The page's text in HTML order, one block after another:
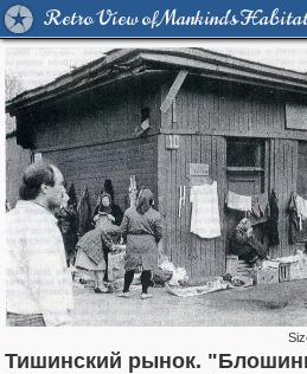
Retro View of Mankind's
Тишинский рынок.
1,405,779 29,243
319,716 8,286
159,930 5,916 13,323